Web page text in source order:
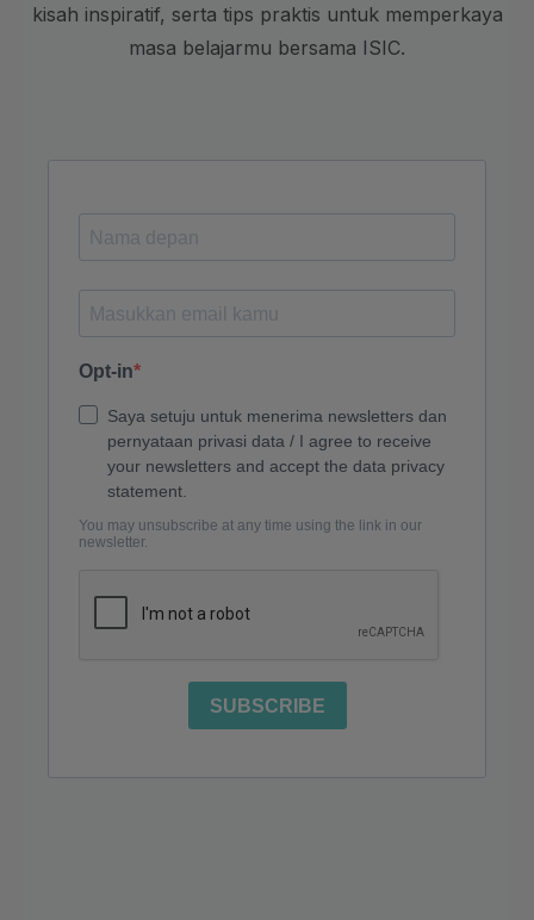
kisah inspiratif, serta tips praktis untuk memperkaya
masa belajarmu bersama ISIC.